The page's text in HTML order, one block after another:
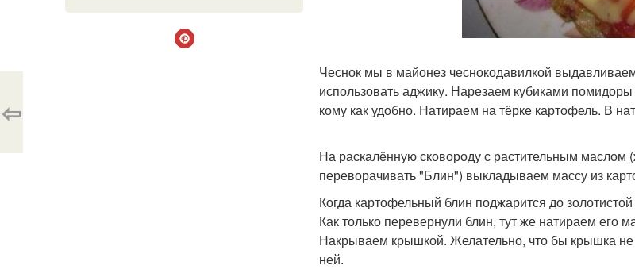
Чеснок мы в майонез чеснокодавилкой
использовать аджику. Нарезаем кубиками
кому как удобно. Натираем на тёрке картофель. В
На раскалённую сковороду с растительным
переворачивать "Блин") выкладываем массу из
Когда картофельный блин поджарится до
Как только перевернули блин, тут же натираем
Накрываем крышкой. Желательно, что бы крышка не
ней.
⇦